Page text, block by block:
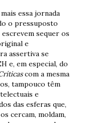
essa jornada
o pressuposto
sequer os
e
assertiva se
e, em especial, do
com a mesma
tampouco têm
e
das esferas que,
cercam, moldam,